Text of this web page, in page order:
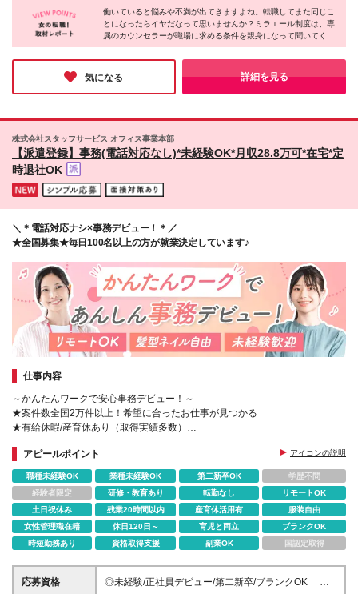
岡山 17万6000円～ 香川 17万5000円～ 北海道 17万
4000円～ 新潟 17万3500円～ 福島 16万9500円～ 山
口/愛媛 16万8500円～ 熊本 16万5500円～ 長崎 16万
同様) 勤務エリア/東京・神奈川・千葉・埼玉・名古
屋・大阪・京都・兵庫 ・札幌・仙台・静岡・福岡 試
愛媛、山口、福岡、熊本、長崎、鹿児島の当社取引先
企業での勤務 ◆大手企業で働くチャンス！ ◆転勤な
し/自宅から通える範囲で希望を考慮して決定 ◆キレ
エリアも♪ ※配属先によって異なります 【勤務地エリ
アの一例】 東京都……23区内メイン 神奈川県……横
田・淀屋橋・本町・難波 など 兵庫県……神戸市メ
イン・三ノ宮 など 福岡県……博多・天神 など
働いていると悩みや不満が出てきますよね。転職してまた同じこ
とになったらイヤだなって思いませんか？ミラエール制度は、専
属のカウンセラーが職場に求める条件を親身になって聞いてくれ
るみたい！入社してからじゃないとわからないことに悩まされる
心配もなくなりそうですね。女性が長く働くために必要な要素が
詰まった会社だと感じました！
気になる 詳細を見る
株式会社スタッフサービス オフィス事業本部
【派遣登録】事務(電話対応なし)*未経験OK*月収28.8万可*在宅*定
時退社OK
＼＊電話対応ナシ×事務デビュー！＊／
★全国募集★毎日100名以上の方が就業決定しています♪
仕事内容
～かんたんワークで安心事務デビュー！～
★案件数全国2万件以上！希望に合ったお仕事が見つかる
★有給休暇/産育休あり（取得実績多数）
アピールポイント
アイコンの説明
職種未経験OK 業種未経験OK 第二新卒OK
学歴不問
経験者限定
研修・教育あり 転勤なし
リモートOK
土日祝休み
残業20時間以内 産育休活用有
服装自由
女性管理職在籍
休日120日～ 育児と両立
ブランクOK
時短勤務あり
資格取得支援 副業OK 国認定取得
応募資格
◎未経験/正社員デビュー/第二新卒/ブランクOK ◎